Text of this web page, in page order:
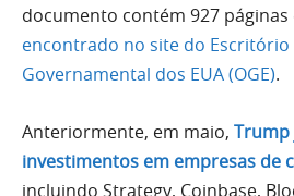
documento contém 927 páginas
encontrado no site do Escritório
Governamental dos EUA (OGE).
Anteriormente, em maio, Trump
investimentos em empresas de
incluindo Strategy, Coinbase,